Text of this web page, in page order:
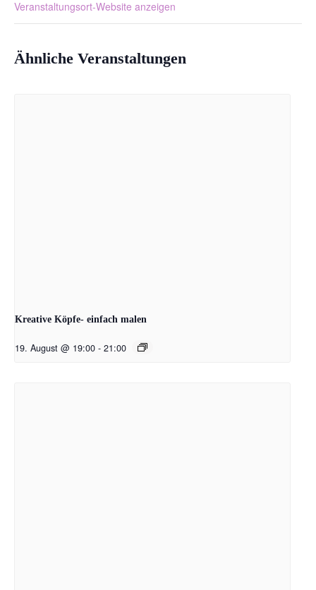
Veranstaltungsort-Website anzeigen
Ähnliche Veranstaltungen
Kreative Köpfe- einfach malen
19. August @ 19:00 - 21:00